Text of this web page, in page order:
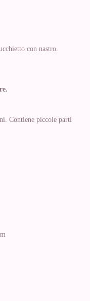
con nastro.
Contiene piccole parti